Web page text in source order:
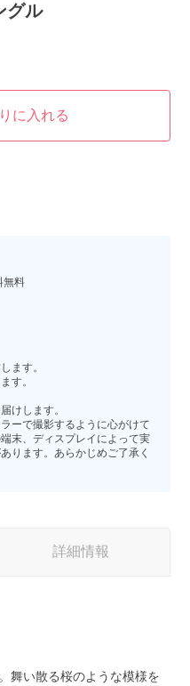
グル
に入れる
無料
ます。
す。
けします。
ーで撮影するように心がけて
末、ディスプレイによって実
ります。あらかじめご了承く
詳細情報
舞い散る桜のような模様を